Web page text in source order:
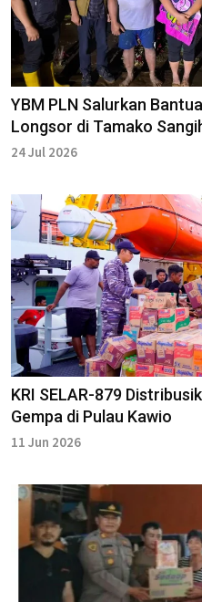
YBM PLN Salurkan
Longsor di Tamako
24 Jul 2026
KRI SELAR-879
Gempa di Pulau Kawio
11 Jun 2026